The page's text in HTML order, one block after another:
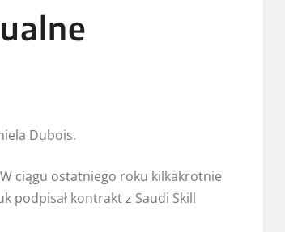
Dubois.
ciągu ostatniego roku kilkakrotnie
podpisał kontrakt z Saudi Skill